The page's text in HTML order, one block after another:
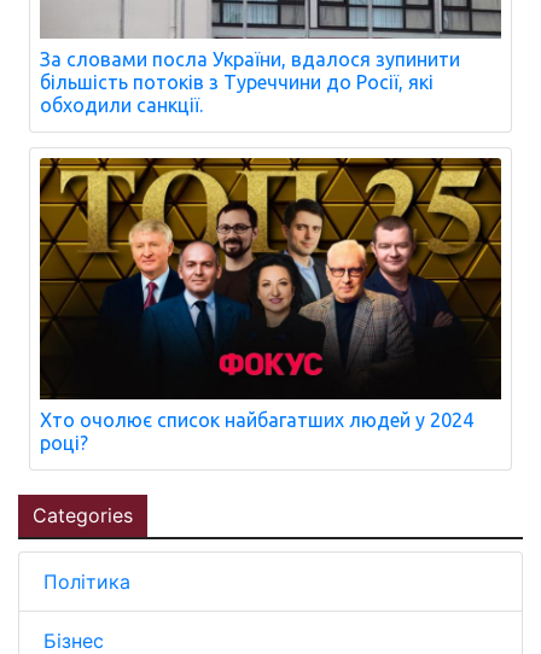
За словами посла України, вдалося зупинити
більшість потоків з Туреччини до Росії, які
обходили санкції.
Хто очолює список найбагатших людей у 2024
році?
Categories
Політика
Бізнес